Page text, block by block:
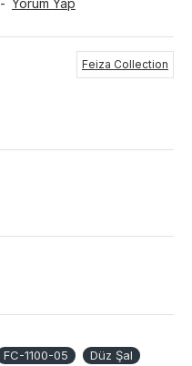
- Yorum Yap
Feiza Collection
FC-1100-05 Düz Şal